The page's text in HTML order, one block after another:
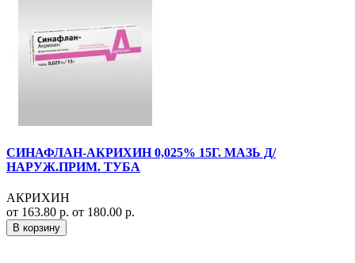
СИНАФЛАН-АКРИХИН 0,025% 15Г. МАЗЬ Д/
НАРУЖ.ПРИМ. ТУБА
АКРИХИН
от 163.80 р. от 180.00 р.
В корзину